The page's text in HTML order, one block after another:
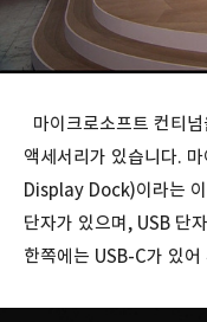
마이크로소프트 컨티
액세서리가 있습니다.
Display Dock)이라는
단자가 있으며, USB 단
한쪽에는 USB-C가 있